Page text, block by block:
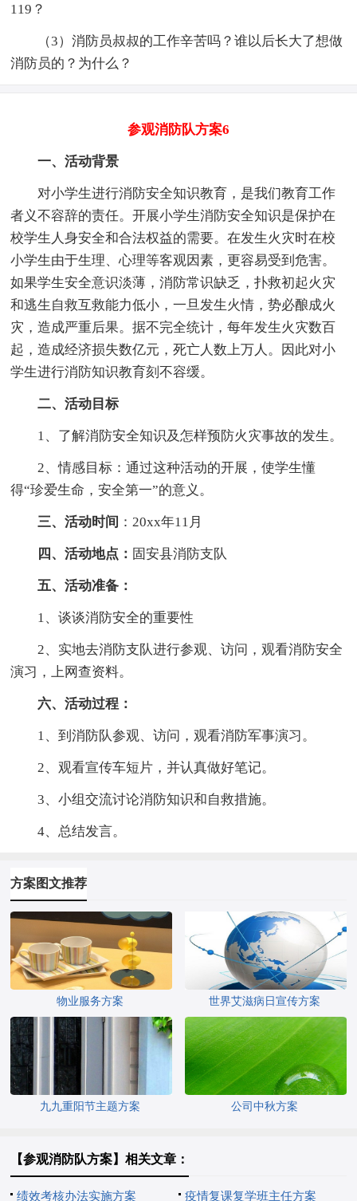
119？
（3）消防员叔叔的工作辛苦吗？谁以后长大了想做
消防员的？为什么？
参观消防队方案6
一、活动背景
对小学生进行消防安全知识教育，是我们教育工作
者义不容辞的责任。开展小学生消防安全知识是保护在
校学生人身安全和合法权益的需要。在发生火灾时在校
小学生由于生理、心理等客观因素，更容易受到危害。
如果学生安全意识淡薄，消防常识缺乏，扑救初起火灾
和逃生自救互救能力低小，一旦发生火情，势必酿成火
灾，造成严重后果。据不完全统计，每年发生火灾数百
起，造成经济损失数亿元，死亡人数上万人。因此对小
学生进行消防知识教育刻不容缓。
二、活动目标
1、了解消防安全知识及怎样预防火灾事故的发生。
2、情感目标：通过这种活动的开展，使学生懂
得“珍爱生命，安全第一”的意义。
三、活动时间 ：20xx年11月
四、活动地点： 固安县消防支队
五、活动准备：
1、谈谈消防安全的重要性
2、实地去消防支队进行参观、访问，观看消防安全
演习，上网查资料。
六、活动过程：
1、到消防队参观、访问，观看消防军事演习。
2、观看宣传车短片，并认真做好笔记。
3、小组交流讨论消防知识和自救措施。
4、总结发言。
方案图文推荐
物业服务方案 世界艾滋病日宣传方案
九九重阳节主题方案 公司中秋方案
【参观消防队方案】相关文章：
绩效考核办法实施方案 疫情复课复学班主任方案